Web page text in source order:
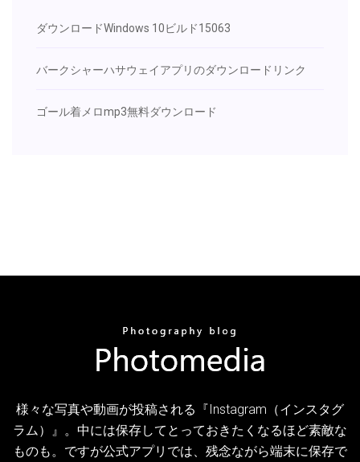
ダウンロードWindows 10ビルド15063
バークシャーハサウェイアプリのダウンロードリンク
ゴール着メロmp3無料ダウンロード
様々な写真や動画が投稿される『Instagram（インスタグ
ラム）』。中には保存してとっておきたくなるほど素敵な
ものも。ですが公式アプリでは、残念ながら端末に保存で